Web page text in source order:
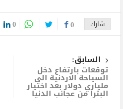
شارك 0
0
السابق:
توقعات بارتفاع دخل
السياحة الاردنية الى
ملياري دولار بعد اختيار
البترا من عجائب الدنيا